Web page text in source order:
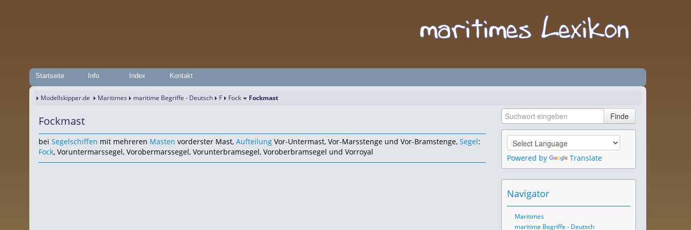
Startseite Info Index Kontakt
Modellskipper.de Maritimes maritime Begriffe - Deutsch F Fock Fockmast
Fockmast
bei Segelschiffen mit mehreren Masten vorderster Mast, Aufteilung Vor-Untermast, Vor-Marsstenge und Vor-Bramstenge, Segel:
Fock, Voruntermarssegel, Vorobermarssegel, Vorunterbramsegel, Voroberbramsegel und Vorroyal
Powered by Translate
Navigator
Maritimes
maritime Begriffe - Deutsch